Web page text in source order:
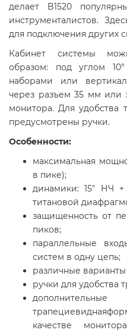
делает B1520
инструменталистов.
для подключения других
Кабинет системы
образом: под углом
наборами или
через разъем 35 мм или
монитора. Для удобства
предусмотрены ручки.
Особенности:
максимальная
в пике);
динамики: 15" НЧ
титановой
защищенность от
пиков;
параллельные
систем в одну цепь;
различные варианты
ручки для удобства
качестве